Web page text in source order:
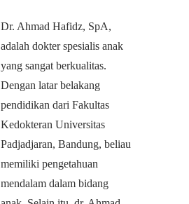
Dr. Ahmad Hafidz, SpA,
adalah dokter spesialis anak
yang sangat berkualitas.
Dengan latar belakang
pendidikan dari Fakultas
Kedokteran Universitas
Padjadjaran, Bandung, beliau
memiliki pengetahuan
mendalam dalam bidang